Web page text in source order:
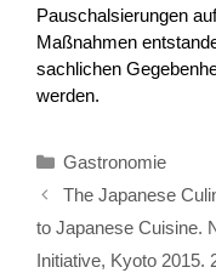
Pauschalsierungen
Maßnahmen
sachlichen
werden.
Kategorien
Gastronomie
The Japanese
to Japanese Cuisine.
Initiative, Kyoto 2015.